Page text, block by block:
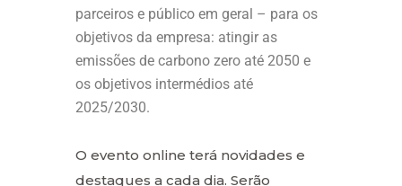
parceiros e público em geral – para os
objetivos da empresa: atingir as
emissões de carbono zero até 2050 e
os objetivos intermédios até
2025/2030.
O evento online terá novidades e
destaques a cada dia. Serão